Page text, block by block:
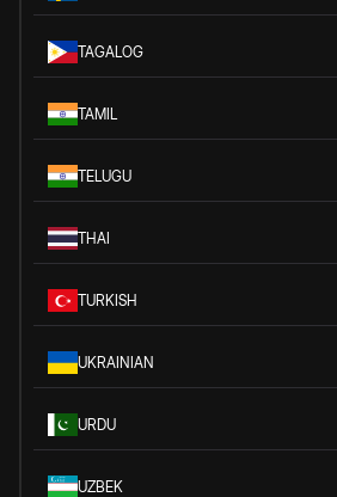
TAGALOG
TAMIL
TELUGU
THAI
TURKISH
UKRAINIAN
URDU
UZBEK